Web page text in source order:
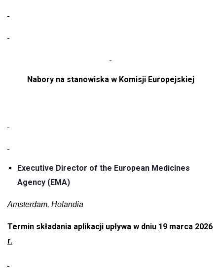
Nabory na stanowiska w Komisji Europejskiej
Executive Director of the European Medicines
Agency (EMA)
Amsterdam, Holandia
Termin składania aplikacji upływa w dniu 19 marca 2026
r.